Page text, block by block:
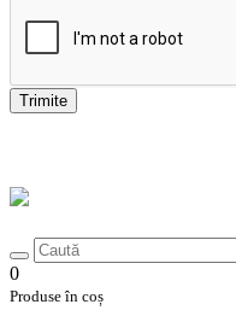
Trimite
0
Produse în coș